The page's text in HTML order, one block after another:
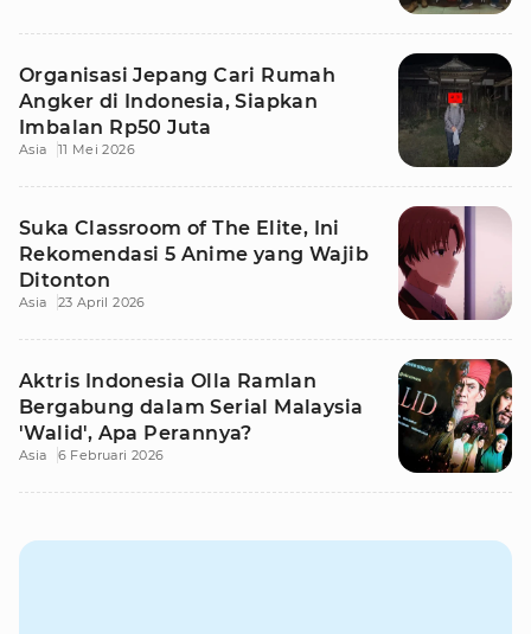
Organisasi Jepang Cari Rumah
Angker di Indonesia, Siapkan
Imbalan Rp50 Juta
Asia 11 Mei 2026
Suka Classroom of The Elite, Ini
Rekomendasi 5 Anime yang Wajib
Ditonton
Asia 23 April 2026
Aktris Indonesia Olla Ramlan
Bergabung dalam Serial Malaysia
'Walid', Apa Perannya?
Asia 6 Februari 2026